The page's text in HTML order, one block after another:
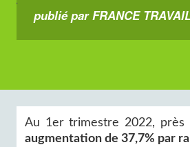
publié par FRANCE
Au 1er trimestre 2022,
augmentation de 37,7% par